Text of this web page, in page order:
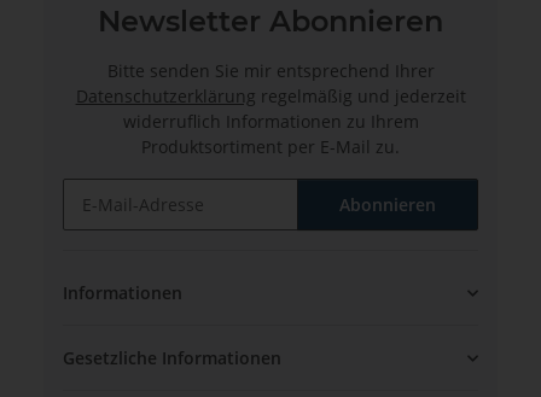
Newsletter Abonnieren
Bitte senden Sie mir entsprechend Ihrer
Datenschutzerklärung regelmäßig und jederzeit
widerruflich Informationen zu Ihrem
Produktsortiment per E-Mail zu.
Abonnieren
Informationen
Gesetzliche Informationen